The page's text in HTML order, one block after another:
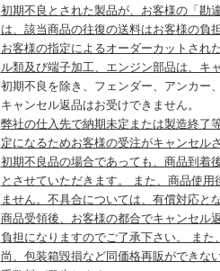
初期不良とされた製品が、お客様の「勘
は、該当商品の往復の送料はお客様の負
お客様の指定によるオーダーカットされ
ル類及び端子加工、エンジン部品は、キ
初期不良を除き、フェンダー、アンカー
キャンセル返品はお受けできません。
弊社の仕入先で納期未定または製造終了
定になるためお客様の受注がキャンセル
初期不良品の場合であっても、商品到着
とさせていただきます。 また、商品使
ません。不具合については、有償対応と
商品受領後、お客様の都合でキャンセル
負担になりますのでご了承下さい。 ま
尚、包装箱毀損など同価格再販ができな